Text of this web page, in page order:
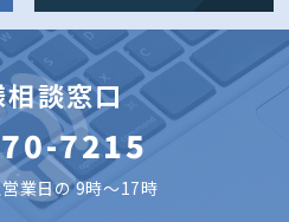
相談窓口
7215
営業日の 9時～17時